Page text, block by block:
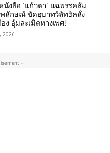
นังสือ ‘แก้วตา’ แฉพรรคส้ม
ลักษณ์ ซัดอุบาทว์ลัทธิคลั่ง
อง อุ้มละเมิดทางเพศ!
2026
-